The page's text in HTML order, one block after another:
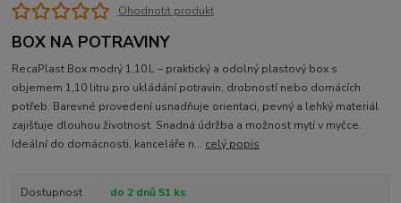
Ohodnotit produkt
BOX NA POTRAVINY
RecaPlast Box modrý 1,10 L – praktický a odolný plastový box s
objemem 1,10 litru pro ukládání potravin, drobností nebo domácích
potřeb. Barevné provedení usnadňuje orientaci, pevný a lehký materiál
zajišťuje dlouhou životnost. Snadná údržba a možnost mytí v myčce.
Ideální do domácnosti, kanceláře n... celý popis
Dostupnost
do 2 dnů 51 ks